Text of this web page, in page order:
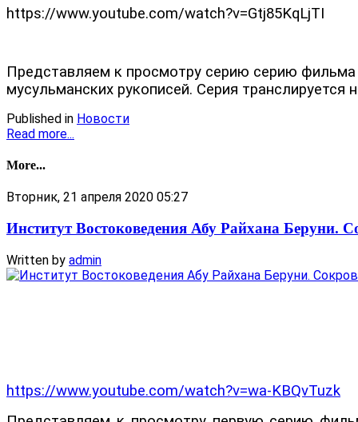
https://www.youtube.com/watch?v=Gtj85KqLjTI
Представляем к просмотру серию серию фильма
мусульманских рукописей. Серия транслируется
Published in Новости
Read more...
More...
Вторник, 21 апреля 2020 05:27
Институт Востоковедения Абу Райхана Беруни.
Written by admin
https://www.youtube.com/watch?v=wa-KBQvTuzk